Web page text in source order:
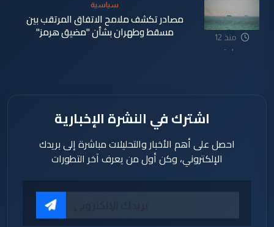
منذ 12
ساعة
سياسية
مصادر تكشف ملامح الاتفاق المرتقب بين
مسقط وطهران بشأن "مضيق هرمز"
اشترك في النشرة الإخبارية
احصل على أهم الأخبار والتحليلات مباشرة إلى بريدك
الإلكتروني، وكن أول من يعرف آخر التطورات